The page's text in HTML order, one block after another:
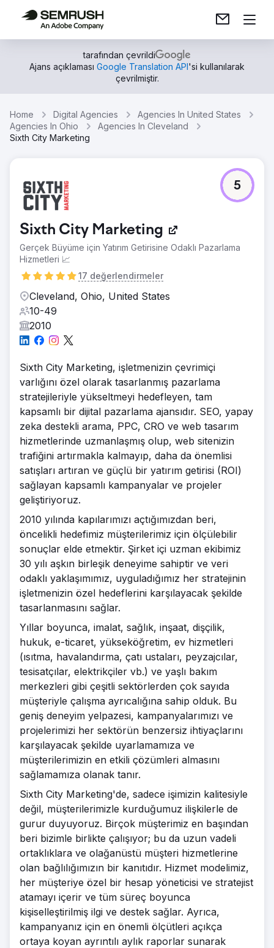
tarafından çevrildi
Ajans açıklaması Google Translation API'si kullanılarak
çevrilmiştir.
Home Digital Agencies
Agencies In United States
Agencies In Ohio
Agencies In Cleveland
Sixth City Marketing
Sixth City Marketing
Gerçek Büyüme için Yatırım Getirisine Odaklı Pazarlama
Hizmetleri 📈
17 değerlendirmeler
5
Cleveland, Ohio, United States
10-49
2010
Sixth City Marketing, işletmenizin çevrimiçi
varlığını özel olarak tasarlanmış pazarlama
stratejileriyle yükseltmeyi hedefleyen, tam
kapsamlı bir dijital pazarlama ajansıdır. SEO, yapay
zeka destekli arama, PPC, CRO ve web tasarım
hizmetlerinde uzmanlaşmış olup, web sitenizin
trafiğini artırmakla kalmayıp, daha da önemlisi
satışları artıran ve güçlü bir yatırım getirisi (ROI)
sağlayan kapsamlı kampanyalar ve projeler
geliştiriyoruz.
2010 yılında kapılarımızı açtığımızdan beri,
öncelikli hedefimiz müşterilerimiz için ölçülebilir
sonuçlar elde etmektir. Şirket içi uzman ekibimiz
30 yılı aşkın birleşik deneyime sahiptir ve veri
odaklı yaklaşımımız, uyguladığımız her stratejinin
işletmenizin özel hedeflerini karşılayacak şekilde
tasarlanmasını sağlar.
Yıllar boyunca, imalat, sağlık, inşaat, dişçilik,
hukuk, e-ticaret, yükseköğretim, ev hizmetleri
(ısıtma, havalandırma, çatı ustaları, peyzajcılar,
tesisatçılar, elektrikçiler vb.) ve yaşlı bakım
merkezleri gibi çeşitli sektörlerden çok sayıda
müşteriyle çalışma ayrıcalığına sahip olduk. Bu
geniş deneyim yelpazesi, kampanyalarımızı ve
projelerimizi her sektörün benzersiz ihtiyaçlarını
karşılayacak şekilde uyarlamamıza ve
müşterilerimizin en etkili çözümleri almasını
sağlamamıza olanak tanır.
Sixth City Marketing'de, sadece işimizin kalitesiyle
değil, müşterilerimizle kurduğumuz ilişkilerle de
gurur duyuyoruz. Birçok müşterimiz en başından
beri bizimle birlikte çalışıyor; bu da uzun vadeli
ortaklıklara ve olağanüstü müşteri hizmetlerine
olan bağlılığımızın bir kanıtıdır. Hizmet modelimiz,
her müşteriye özel bir hesap yöneticisi ve stratejist
atamayı içerir ve tüm süreç boyunca
kişiselleştirilmiş ilgi ve destek sağlar. Ayrıca,
kampanyanız için en önemli ölçütleri açıkça
ortaya koyan ayrıntılı aylık raporlar sunarak